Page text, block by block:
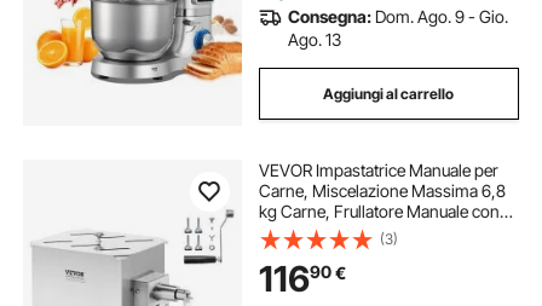
Consegna: Dom. Ago. 9 - Gio.
Ago. 13
Aggiungi al carrello
VEVOR Impastatrice Manuale per
Carne, Miscelazione Massima 6,8
kg Carne, Frullatore Manuale con
Riduttore in Acciaio Inox, per
Salsicce Carne Tritata con
Coperchio Manico 520 x 230 x 455
mm
(3)
11690€